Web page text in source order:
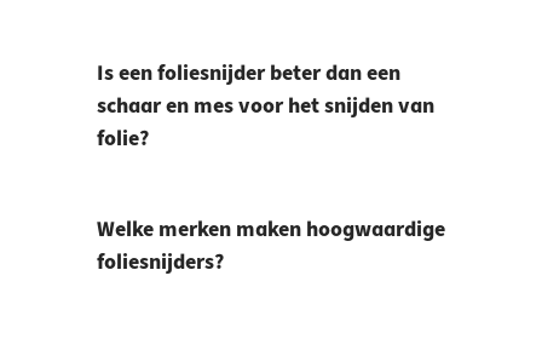
Is een foliesnijder beter dan een
schaar en mes voor het snijden van
folie?
Welke merken maken hoogwaardige
foliesnijders?